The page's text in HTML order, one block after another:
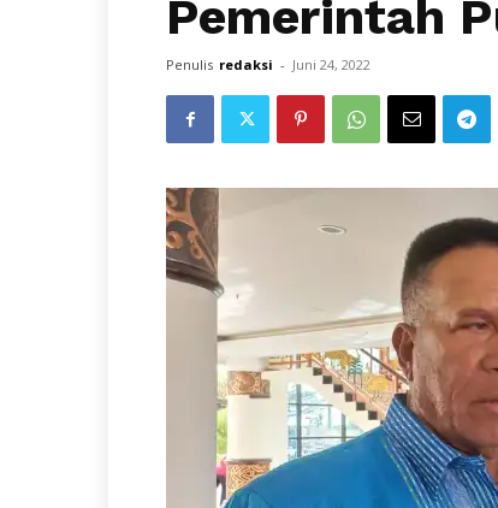
Pemerintah
Penulis redaksi - Juni 24, 2022